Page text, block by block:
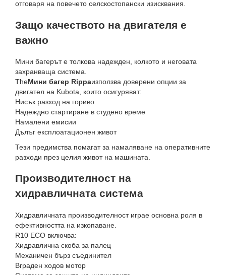
отговаря на повечето селскостопански изисквания.
Защо качеството на двигателя е
важно
Мини багерът е толкова надежден, колкото и неговата
захранваща система.
TheМини багер Rippaизползва доверени опции за
двигател на Kubota, които осигуряват:
Нисък разход на гориво
Надеждно стартиране в студено време
Намалени емисии
Дълъг експлоатационен живот
Тези предимства помагат за намаляване на оперативните
разходи през целия живот на машината.
Производителност на
хидравличната система
Хидравличната производителност играе основна роля в
ефективността на изкопаване.
R10 ECO включва:
Хидравлична скоба за палец
Механичен бърз съединител
Вграден ходов мотор